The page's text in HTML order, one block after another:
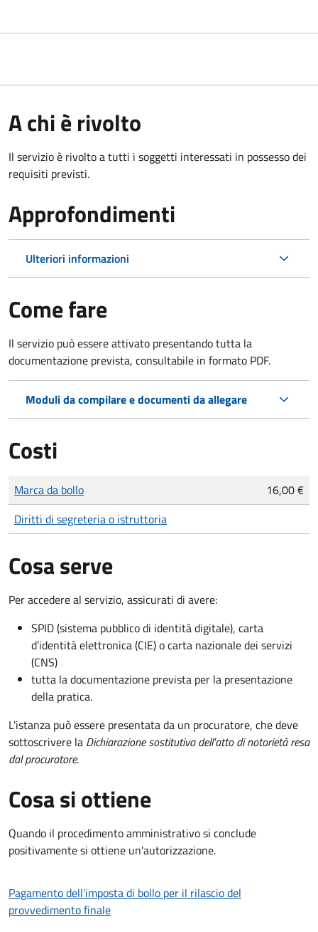
A chi è rivolto
Il servizio è rivolto a tutti i soggetti interessati in possesso dei
requisiti previsti.
Approfondimenti
Ulteriori informazioni
Come fare
Il servizio può essere attivato presentando tutta la
documentazione prevista, consultabile in formato PDF.
Moduli da compilare e documenti da allegare
Costi
Tipo di pagamento
Importo
Marca da bollo
16,00 €
Diritti di segreteria o istruttoria
Cosa serve
Per accedere al servizio, assicurati di avere:
SPID (sistema pubblico di identità digitale), carta
d’identità elettronica (CIE) o carta nazionale dei servizi
(CNS)
tutta la documentazione prevista per la presentazione
della pratica.
L'istanza può essere presentata da un procuratore, che deve
sottoscrivere la Dichiarazione sostitutiva dell'atto di notorietà resa
dal procuratore.
Cosa si ottiene
Quando il procedimento amministrativo si conclude
positivamente si ottiene un'autorizzazione.
Pagamento dell'imposta di bollo per il rilascio del
provvedimento finale